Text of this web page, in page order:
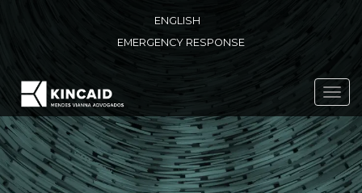
ENGLISH
EMERGENCY RESPONSE